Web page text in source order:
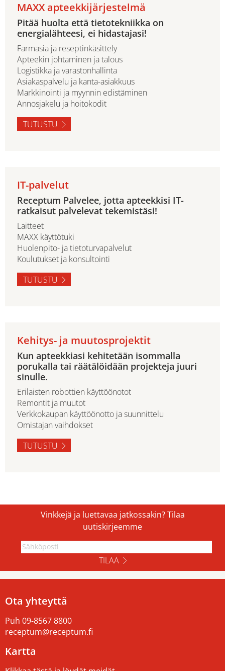
MAXX apteekkijärjestelmä
Pitää huolta että tietotekniikka on
energialähteesi, ei hidastajasi!
Farmasia ja reseptinkäsittely
Apteekin johtaminen ja talous
Logistikka ja varastonhallinta
Asiakaspalvelu ja kanta-asiakkuus
Markkinointi ja myynnin edistäminen
Annosjakelu ja hoitokodit
TUTUSTU
IT-palvelut
Receptum Palvelee, jotta apteekkisi IT-
ratkaisut palvelevat tekemistäsi!
Laitteet
MAXX käyttötuki
Huolenpito- ja tietoturvapalvelut
Koulutukset ja konsultointi
TUTUSTU
Kehitys- ja muutosprojektit
Kun apteekkiasi kehitetään isommalla
porukalla tai räätälöidään projekteja juuri
sinulle.
Erilaisten robottien käyttöönotot
Remontit ja muutot
Verkkokaupan käyttöönotto ja suunnittelu
Omistajan vaihdokset
TUTUSTU
Vinkkejä ja luettavaa jatkossakin? Tilaa
uutiskirjeemme
TILAA
Ota yhteyttä
Puh 09-8567 8800
receptum@receptum.fi
Kartta